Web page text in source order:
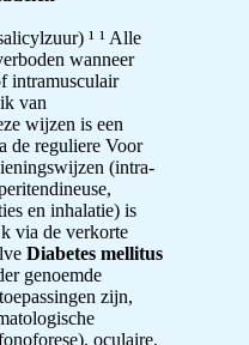
¹ ¹ Alle
wanneer
intramusculair
van
wijzen is een
de reguliere Voor
(intra-
en inhalatie) is
via de verkorte
Diabetes mellitus
genoemde
zijn,
oculaire,